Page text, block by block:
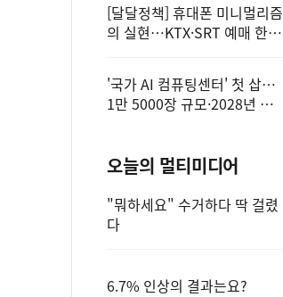
[달달정책] 휴대폰 미니멀리즘
의 실현…KTX·SRT 예매 한
'국가 AI 컴퓨팅센터' 첫 삽…
1만 5000장 규모·2028년 완
오늘의 멀티미디어
"뭐하세요" 수거하다 딱 걸렸
다
6.7% 인상의 결과는요?